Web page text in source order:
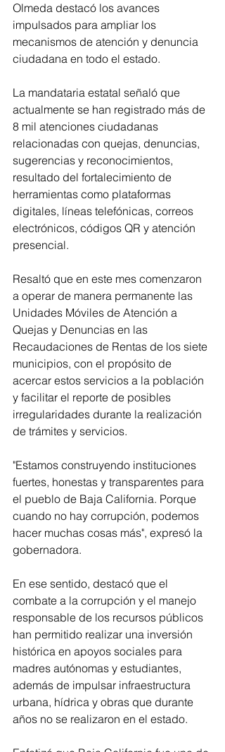
Olmeda destacó los avances
impulsados para ampliar los
mecanismos de atención y denuncia
ciudadana en todo el estado.
La mandataria estatal señaló que
actualmente se han registrado más de
8 mil atenciones ciudadanas
relacionadas con quejas, denuncias,
sugerencias y reconocimientos,
resultado del fortalecimiento de
herramientas como plataformas
digitales, líneas telefónicas, correos
electrónicos, códigos QR y atención
presencial.
Resaltó que en este mes comenzaron
a operar de manera permanente las
Unidades Móviles de Atención a
Quejas y Denuncias en las
Recaudaciones de Rentas de los siete
municipios, con el propósito de
acercar estos servicios a la población
y facilitar el reporte de posibles
irregularidades durante la realización
de trámites y servicios.
"Estamos construyendo instituciones
fuertes, honestas y transparentes para
el pueblo de Baja California. Porque
cuando no hay corrupción, podemos
hacer muchas cosas más", expresó la
gobernadora.
En ese sentido, destacó que el
combate a la corrupción y el manejo
responsable de los recursos públicos
han permitido realizar una inversión
histórica en apoyos sociales para
madres autónomas y estudiantes,
además de impulsar infraestructura
urbana, hídrica y obras que durante
años no se realizaron en el estado.